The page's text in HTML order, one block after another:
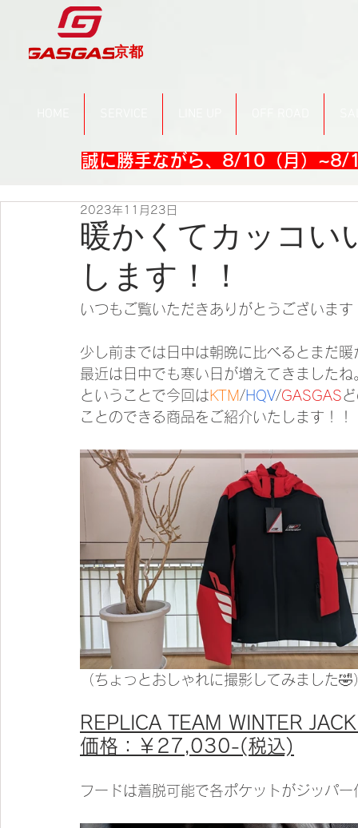
京都
誠に勝手ながら、8/10（月）~8/
暖かくてカッコい
します！！
2023年11月23日
いつもご覧いただきありがとうございます
少し前までは日中は朝晩に比べるとまだ
最近は日中でも寒い日が増えてきましたね
ということで今回はKTM/HQV/GASGAS
ことのできる商品をご紹介いたします！！
（ちょっとおしゃれに撮影してみました🤣
REPLICA TEAM WINTER
価格：￥27,030-(税込)
フードは着脱可能で各ポケットがジッパ